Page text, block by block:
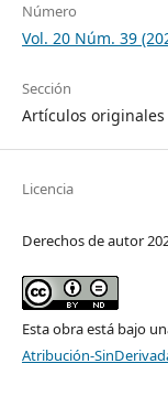
Número
Vol. 20 Núm. 39
Sección
Artículos originales
Licencia
Derechos de autor
Esta obra está bajo
Atribución-